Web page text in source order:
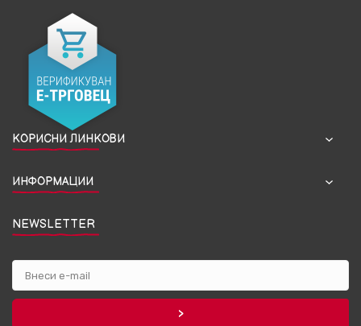
КОРИСНИ ЛИНКОВИ
ИНФОРМАЦИИ
NEWSLETTER